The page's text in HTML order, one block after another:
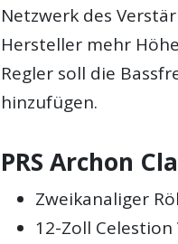
Netzwerk des
Hersteller mehr
Regler soll die
hinzufügen.
PRS Archon
Zweikanaliger
12-Zoll Celestion